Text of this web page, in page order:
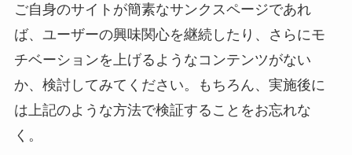
ご自身のサイトが簡素なサンクスページであれ
ば、ユーザーの興味関心を継続したり、さらにモ
チベーションを上げるようなコンテンツがない
か、検討してみてください。もちろん、実施後に
は上記のような方法で検証することをお忘れな
く。